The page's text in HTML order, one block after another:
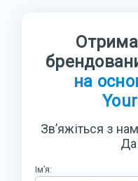
на
Зв’яжіться з
Ім’я: